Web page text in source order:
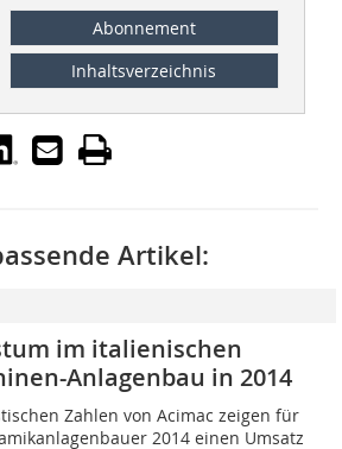
Abonnement
Inhaltsverzeichnis
Artikel:
im italienischen
Anlagenbau in 2014
Zahlen von Acimac zeigen für
2014 einen Umsatz